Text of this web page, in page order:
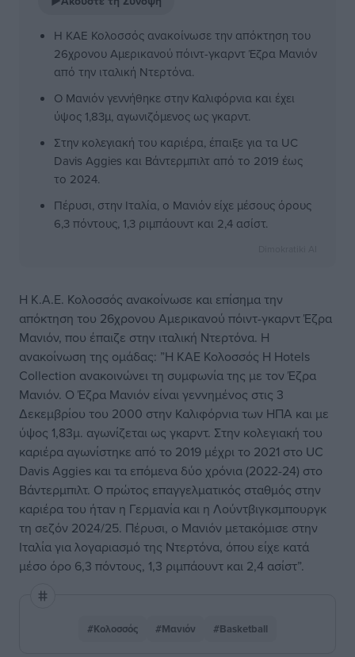
Η ΚΑΕ Κολοσσός ανακοίνωσε την απόκτηση του
26χρονου Αμερικανού πόιντ-γκαρντ Έζρα Μανιόν
από την ιταλική Ντερτόνα.
Ο Μανιόν γεννήθηκε στην Καλιφόρνια και έχει
ύψος 1,83μ, αγωνιζόμενος ως γκαρντ.
Στην κολεγιακή του καριέρα, έπαιξε για τα UC
Davis Aggies και Βάντερμπιλτ από το 2019 έως
το 2024.
Πέρυσι, στην Ιταλία, ο Μανιόν είχε μέσους όρους
6,3 πόντους, 1,3 ριμπάουντ και 2,4 ασίστ.
H K.A.E. Κολοσσός ανακοίνωσε και επίσημα την
απόκτηση του 26χρονου Αμερικανού πόιντ-γκαρντ Έζρα
Μανιόν, που έπαιζε στην ιταλική Ντερτόνα. Η
ανακοίνωση της ομάδας: ”Η ΚΑΕ Κολοσσός H Hotels
Collection ανακοινώνει τη συμφωνία της με τον Έζρα
Μανιόν. Ο Έζρα Μανιόν είναι γεννημένος στις 3
Δεκεμβρίου του 2000 στην Καλιφόρνια των ΗΠΑ και με
ύψος 1,83μ. αγωνίζεται ως γκαρντ. Στην κολεγιακή του
καριέρα αγωνίστηκε από το 2019 μέχρι το 2021 στο UC
Davis Aggies και τα επόμενα δύο χρόνια (2022-24) στο
Βάντερμπιλτ. Ο πρώτος επαγγελματικός σταθμός στην
καριέρα του ήταν η Γερμανία και η Λούντβιγκσμπουργκ
τη σεζόν 2024/25. Πέρυσι, ο Μανιόν μετακόμισε στην
Ιταλία για λογαριασμό της Ντερτόνα, όπου είχε κατά
μέσο όρο 6,3 πόντους, 1,3 ριμπάουντ και 2,4 ασίστ”.
#Κολοσσός #Μανιόν #Basketball